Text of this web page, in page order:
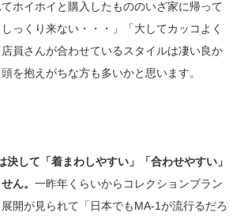
ホイホイと購入したもののいざ家に帰って
っくり来ない・・・」「大してカッコよく
員さんが合わせているスタイルは凄い良か
を抱えがちな方も多いかと思います。
決して「着まわしやすい」「合わせやすい」
ん。 一昨年くらいからコレクションブラン
開が見られて「日本でもMA-1が流行るだろ